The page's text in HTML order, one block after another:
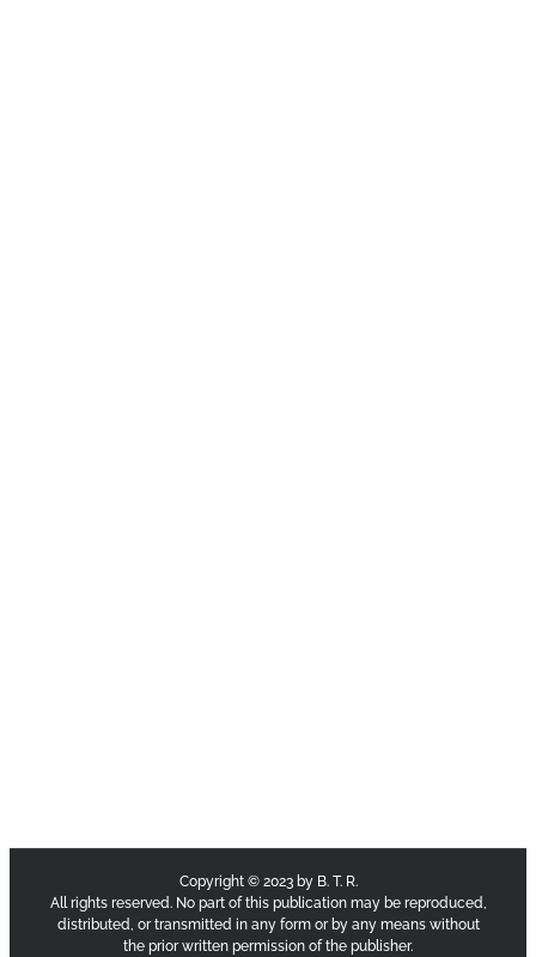
Copyright © 2023 by B. T. R.
All rights reserved. No part of this publication may be reproduced,
distributed, or transmitted in any form or by any means without
the prior written permission of the publisher.